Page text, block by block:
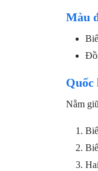
Màu
Quốc
Nằm